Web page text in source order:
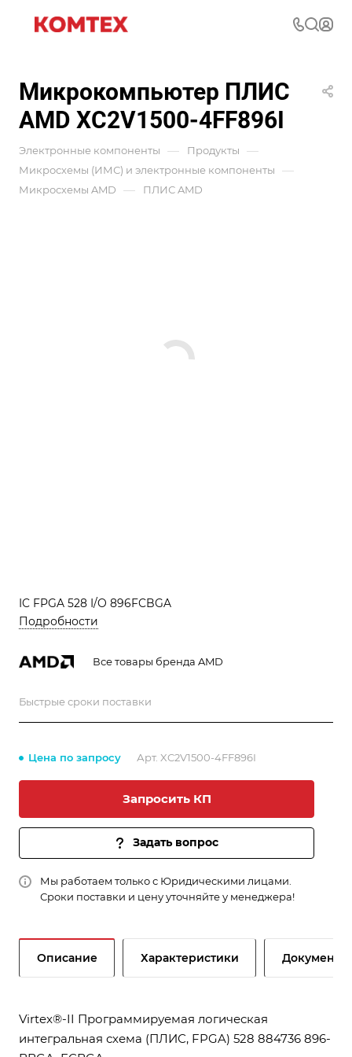
Микрокомпьютер ПЛИС
AMD XC2V1500-4FF896I
Электронные компоненты — Продукты —
Микросхемы (ИМС) и электронные компоненты —
Микросхемы AMD — ПЛИС AMD
IC FPGA 528 I/O 896FCBGA
Подробности
Все товары бренда AMD
Быстрые сроки поставки
Цена по запросу Арт. XC2V1500-4FF896I
Запросить КП
Задать вопрос
Мы работаем только с Юридическими лицами.
Сроки поставки и цену уточняйте у менеджера!
Описание Характеристики Документы
Virtex®-II Программируемая логическая
интегральная схема (ПЛИС, FPGA) 528 884736 896-